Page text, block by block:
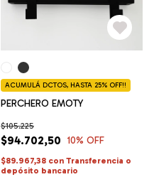
PERCHERO EMOTY
$94.702,50
$105.225
10% OFF
ACUMULÁ DCTOS, HASTA 25% OFF!!
$89.967,38 con Transferencia o
depósito bancario